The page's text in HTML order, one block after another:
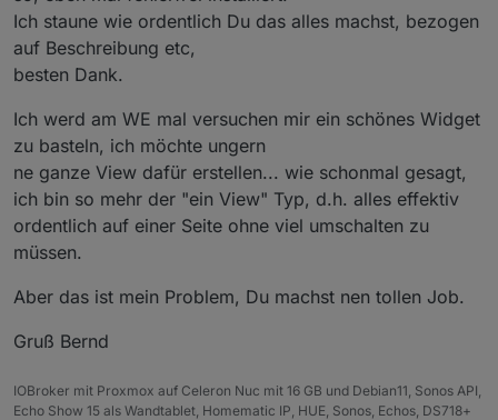
...steht schon auf der ToDo-Liste. Ich muss die Größe
beschränken, da es von Lebensmittelwarnung nicht auf
eine feste Größe beschränkt wird... :(
V0.0.4 - 29.08.2019
+ Fehlermanagement Webserver
+ Datenpunkt für "neue Warnung" / true bei
Ist erst mal ein "einfaches" filtern. Um RegEx wird aber
Vegan ≠ veganer ≠ veganes ...
Ich staune wie ordentlich Du das alles machst, bezogen
auf Beschreibung etc,
besten Dank.
Ich werd am WE mal versuchen mir ein schönes Widget
zu basteln, ich möchte ungern
ne ganze View dafür erstellen... wie schonmal gesagt,
ich bin so mehr der "ein View" Typ, d.h. alles effektiv
ordentlich auf einer Seite ohne viel umschalten zu
müssen.
Aber das ist mein Problem, Du machst nen tollen Job.
Gruß Bernd
IOBroker mit Proxmox auf Celeron Nuc mit 16 GB und Debian11, Sonos API,
Echo Show 15 als Wandtablet, Homematic IP, HUE, Sonos, Echos, DS718+